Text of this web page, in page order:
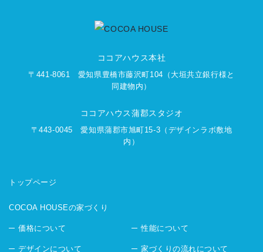
ココアハウス本社
〒441-8061 愛知県豊橋市藤沢町104 （大垣共立銀行様と
同建物内）
ココアハウス蒲郡スタジオ
〒443-0045 愛知県蒲郡市旭町15-3 （デザインラボ敷地
内）
トップページ
COCOA HOUSEの家づくり
価格について 性能について
デザインについて 家づくりの流れについて